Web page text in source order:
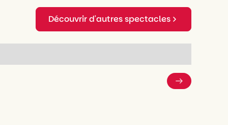
Découvrir d'autres spectacles